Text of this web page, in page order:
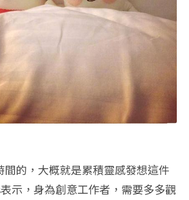
間的，大概就是累積靈感發想這件
示，身為創意工作者，需要多多觀